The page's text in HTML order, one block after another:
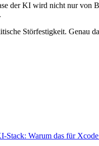
der KI wird nicht nur von
Störfestigkeit. Genau
Warum das für